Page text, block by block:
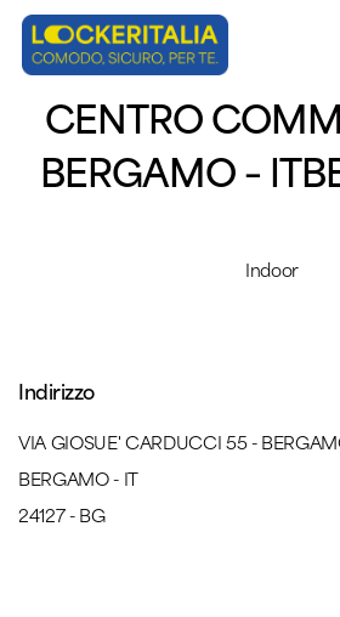
Skip
contentCENTRO
BERGAMO –
Indoor
Indirizzo
VIA GIOSUE' CARDUCCI 55 -
BERGAMO - IT
24127 - BG